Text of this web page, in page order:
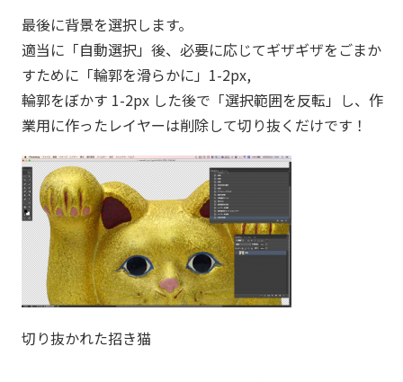
最後に背景を選択します。
適当に「自動選択」後、必要に応じてギザギザをごまか
すために「輪郭を滑らかに」1-2px,
輪郭をぼかす 1-2px した後で「選択範囲を反転」し、作
業用に作ったレイヤーは削除して切り抜くだけです！
切り抜かれた招き猫